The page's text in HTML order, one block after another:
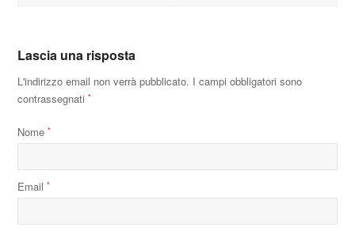
Lascia una risposta
L'indirizzo email non verrà pubblicato. I campi obbligatori sono
contrassegnati*
Nome*
Email*